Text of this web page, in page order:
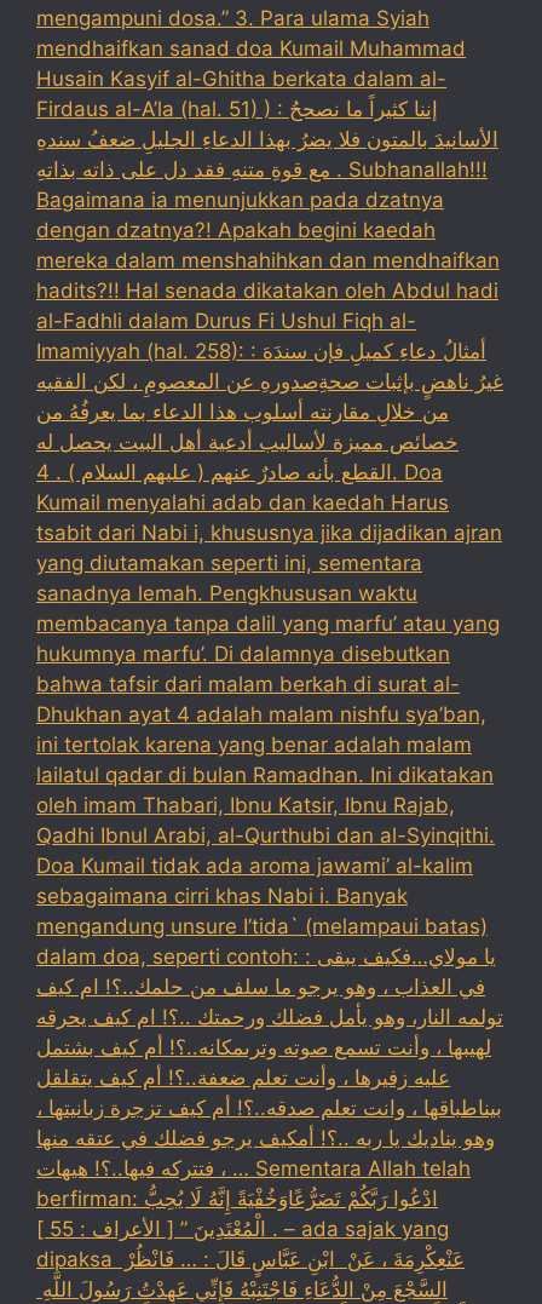
mengampuni dosa.” 3. Para ulama Syiah
mendhaifkan sanad doa Kumail Muhammad
Husain Kasyif al-Ghitha berkata dalam al-
Firdaus al-A’la (hal. 51) ) : إننا كثيراً ما نصححُ
الأسانيدَ بالمتون فلا يضرُ بهذا الدعاءِ الجليلِ ضعفُ سندهِ
مع قوةِ متنهِ فقد دل على ذاته بذاتهِ . Subhanallah!!!
Bagaimana ia menunjukkan pada dzatnya
dengan dzatnya?! Apakah begini kaedah
mereka dalam menshahihkan dan mendhaifkan
hadits?!! Hal senada dikatakan oleh Abdul hadi
al-Fadhli dalam Durus Fi Ushul Fiqh al-
Imamiyyah (hal. 258): : أمثالُ دعاءِ كميلِ فإن سندَهَ
غيرُ ناهضٍ بإثبات صحةِصدورهِ عن المعصومِ ، لكن الفقيه
من خلالِ مقارنته أسلوب هذا الدعاء بما يعرفُهُ من
خصائص مميزة لأساليب أدعية أهل البيت يحصل له
القطع بأنه صادرٌ عنهم ( عليهم السلام ) . 4. Doa
Kumail menyalahi adab dan kaedah Harus
tsabit dari Nabi i, khususnya jika dijadikan ajran
yang diutamakan seperti ini, sementara
sanadnya lemah. Pengkhususan waktu
membacanya tanpa dalil yang marfu’ atau yang
hukumnya marfu’. Di dalamnya disebutkan
bahwa tafsir dari malam berkah di surat al-
Dhukhan ayat 4 adalah malam nishfu sya’ban,
ini tertolak karena yang benar adalah malam
lailatul qadar di bulan Ramadhan. Ini dikatakan
oleh imam Thabari, Ibnu Katsir, Ibnu Rajab,
Qadhi Ibnul Arabi, al-Qurthubi dan al-Syinqithi.
Doa Kumail tidak ada aroma jawami’ al-kalim
sebagaimana cirri khas Nabi i. Banyak
mengandung unsure I’tida` (melampaui batas)
dalam doa, seperti contoh: : يا مولاي…فكيف يبقى
في العذاب ، وهو يرجو ما سلف من حلمك..؟! ام كيف
تولمه النار، وهو يأمل فضلك ورحمتك ..؟! ام كيف يحرقه
لهيبها ، وأنت تسمع صوته وترىمكانه..؟! أم كيف بشتمل
عليه زفيرها ، وأنت تعلم ضعفة..؟! أم كيف يتقلقل
بيناطباقها ، وانت تعلم صدقه..؟! أم كيف تزجرة زبانيتها ،
وهو يناديك يا ربه ..؟! أمكيف يرجو فضلك في عتقه منها
، فتتركه فيها..؟! هيهات … Sementara Allah telah
berfirman: ادْعُوا رَبَّكُمْ تَضَرُّعًاوَخُفْيَةً إِنَّهُ لَا يُحِبُّ
الْمُعْتَدِينَ ” [ الأعراف : 55 ] . – ada sajak yang
dipaksa ‏عَنْ‏‏عِكْرِمَةَ ‏، ‏عَنْ ‏ ‏ابْنِ عَبَّاسٍ ‏‏قَالَ : … فَانْظُرْ ‏‏
السَّجْعَ ‏‏مِنْ الدُّعَاءِ فَاجْتَنِبْهُ فَإِنِّي عَهِدْتُ رَسُولَ اللَّهِ ‏